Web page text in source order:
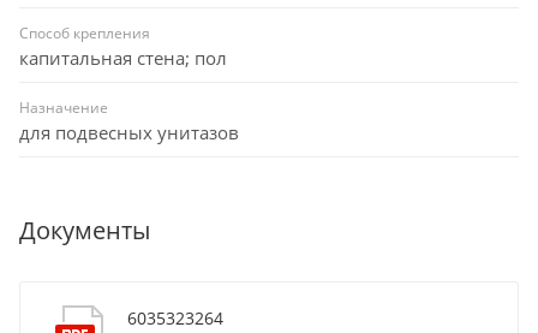
Способ крепления
капитальная стена; пол
Назначение
для подвесных унитазов
Документы
6035323264